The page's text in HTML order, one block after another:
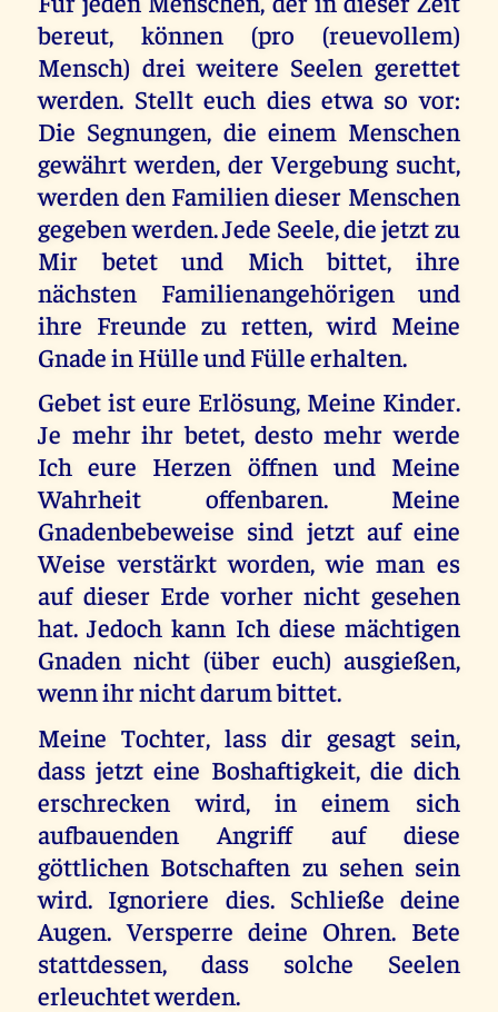
bereut, können (pro (reuevollem)
Mensch) drei weitere Seelen gerettet
werden. Stellt euch dies etwa so vor:
Die Segnungen, die einem Menschen
gewährt werden, der Vergebung sucht,
werden den Familien dieser Menschen
gegeben werden. Jede Seele, die jetzt zu
Mir betet und Mich bittet, ihre
nächsten Familienangehörigen und
ihre Freunde zu retten, wird Meine
Gnade in Hülle und Fülle erhalten.
Gebet ist eure Erlösung, Meine Kinder.
Je mehr ihr betet, desto mehr werde
Ich eure Herzen öffnen und Meine
Wahrheit offenbaren. Meine
Gnadenbebeweise sind jetzt auf eine
Weise verstärkt worden, wie man es
auf dieser Erde vorher nicht gesehen
hat. Jedoch kann Ich diese mächtigen
Gnaden nicht (über euch) ausgießen,
wenn ihr nicht darum bittet.
Meine Tochter, lass dir gesagt sein,
dass jetzt eine Boshaftigkeit, die dich
erschrecken wird, in einem sich
aufbauenden Angriff auf diese
göttlichen Botschaften zu sehen sein
wird. Ignoriere dies. Schließe deine
Augen. Versperre deine Ohren. Bete
stattdessen, dass solche Seelen
erleuchtet werden.